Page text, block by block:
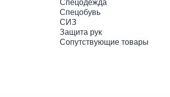
Спецодежда
Спецобувь
СИЗ
Защита рук
Сопутствующие товары